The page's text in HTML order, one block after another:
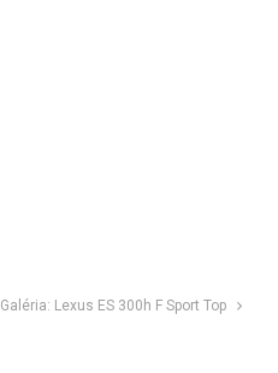
Galéria: Lexus ES 300h F Sport Top